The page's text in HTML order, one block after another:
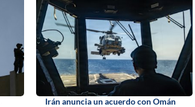
Irán anuncia un acuerdo con Omán